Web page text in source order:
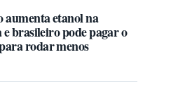
aumenta etanol na
e brasileiro pode pagar o
rodar menos